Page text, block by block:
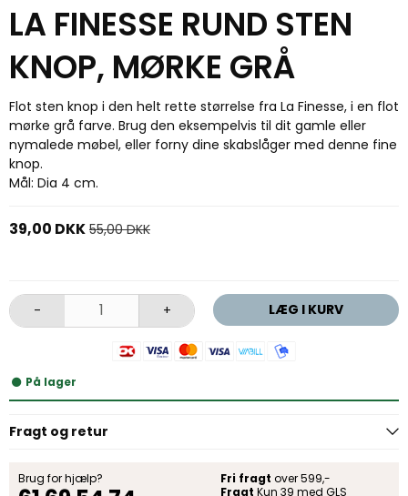
LA FINESSE RUND STEN
KNOP, MØRKE GRÅ
Flot sten knop i den helt rette størrelse fra La Finesse, i en flot
mørke grå farve. Brug den eksempelvis til dit gamle eller
nymalede møbel, eller forny dine skabslåger med denne fine
knop.
Mål: Dia 4 cm.
39,00 DKK 55,00 DKK
- + LÆG I KURV
På lager
Fragt og retur
Brug for hjælp? Fri fragt over 599,-
Fragt Kun 39 med GLS